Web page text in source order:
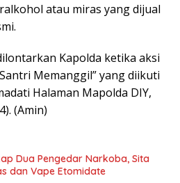
atau miras yang dijual
Kapolda ketika aksi
Memanggil” yang diikuti
Halaman Mapolda DIY,
(Amin)
Dua Pengedar Narkoba, Sita
dan Vape Etomidate